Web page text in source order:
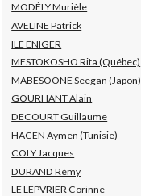
MODÉLY Murièle
AVELINE Patrick
ILE ENIGER
MESTOKOSHO Rita (Québec)
MABESOONE Seegan (Japon)
GOURHANT Alain
DECOURT Guillaume
HACEN Aymen (Tunisie)
COLY Jacques
DURAND Rémy
LE LEPVRIER Corinne